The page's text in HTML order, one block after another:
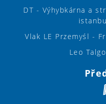
DT - Výhybkárna a
Vlak LE Przemyśl -
Leo